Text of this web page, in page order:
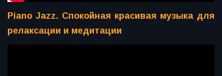
Piano Jazz. Спокойная красивая музыка для
релаксации и медитации